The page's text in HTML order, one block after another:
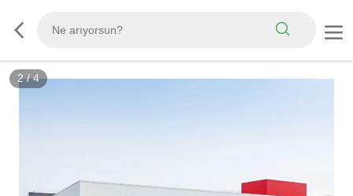
3/4